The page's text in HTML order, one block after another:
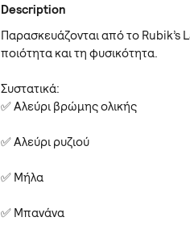
Description
Παρασκευάζονται από το
ποιότητα και τη φυσικότητα.
Συστατικά:
✅ Αλεύρι βρώμης ολικής
✅ Αλεύρι ρυζιού
✅ Μήλα
✅ Μπανάνα